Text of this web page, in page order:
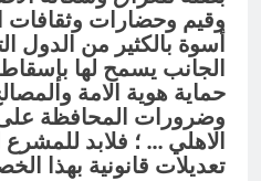
وقيم وحضارات وثقافات
أسوة بالكثير من الدول
الجانب يسمح لها
حماية هوية الامة
وضرورات المحافظة على
الاهلي … ؛ فلابد
تعديلات قانونية بهذا